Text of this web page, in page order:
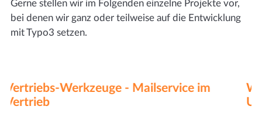
Gerne stellen wir im Folgenden einzelne Projekte vor,
bei denen wir ganz oder teilweise auf die Entwicklung
mit Typo3 setzen.
Webentwicklung - Programmierung von
Unternehmenswebseiten